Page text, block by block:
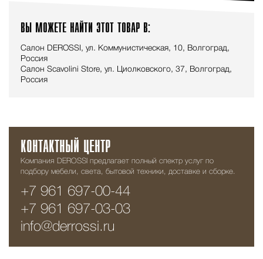
ВЫ МОЖЕТЕ НАЙТИ ЭТОТ ТОВАР В:
Салон DEROSSI, ул. Коммунистическая, 10, Волгоград,
Россия
Салон Scavolini Store, ул. Циолковского, 37, Волгоград,
Россия
КОНТАКТНЫЙ ЦЕНТР
Компания DEROSSI предлагает полный спектр услуг по
подбору мебели, света, бытовой техники, доставке и сборке.
+7 961 697-00-44
+7 961 697-03-03
info@derrossi.ru